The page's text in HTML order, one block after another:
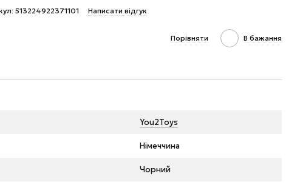
513224922371101 Написати відгук
Порівняти В бажання
You2Toys
Німеччина
Чорний